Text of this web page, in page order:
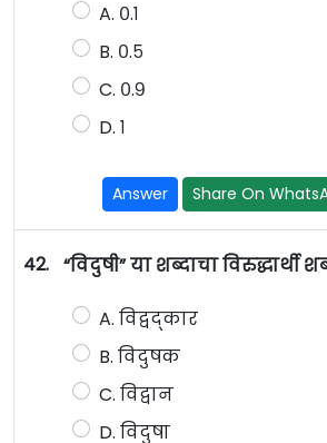
A. ०.१
B. ०.५
C. ०.९
D. १
Answer Share On
42. “विदुषी” या शब्दाचा
A. विद्वद्कार
B. विदुषक
C. विद्वान
D. विदुषा